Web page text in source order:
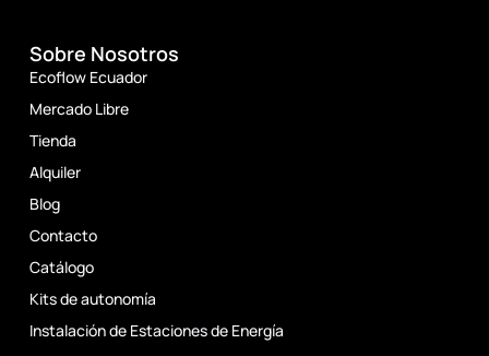
Sobre Nosotros
Ecoflow Ecuador
Mercado Libre
Tienda
Alquiler
Blog
Contacto
Catálogo
Kits de autonomía
Instalación de Estaciones de Energía